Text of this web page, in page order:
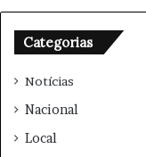
a
L
S
Categorias
Notícias
Nacional
Local